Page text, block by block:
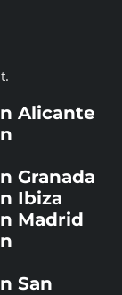
Alicante
Granada
Ibiza
Madrid
San